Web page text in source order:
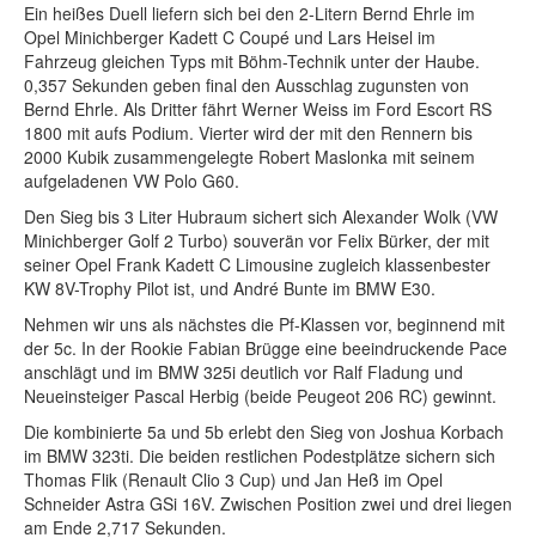
Ein heißes Duell liefern sich bei den 2-Litern Bernd Ehrle im
Opel Minichberger Kadett C Coupé und Lars Heisel im
Fahrzeug gleichen Typs mit Böhm-Technik unter der Haube.
0,357 Sekunden geben final den Ausschlag zugunsten von
Bernd Ehrle. Als Dritter fährt Werner Weiss im Ford Escort RS
1800 mit aufs Podium. Vierter wird der mit den Rennern bis
2000 Kubik zusammengelegte Robert Maslonka mit seinem
aufgeladenen VW Polo G60.
Den Sieg bis 3 Liter Hubraum sichert sich Alexander Wolk (VW
Minichberger Golf 2 Turbo) souverän vor Felix Bürker, der mit
seiner Opel Frank Kadett C Limousine zugleich klassenbester
KW 8V-Trophy Pilot ist, und André Bunte im BMW E30.
Nehmen wir uns als nächstes die Pf-Klassen vor, beginnend mit
der 5c. In der Rookie Fabian Brügge eine beeindruckende Pace
anschlägt und im BMW 325i deutlich vor Ralf Fladung und
Neueinsteiger Pascal Herbig (beide Peugeot 206 RC) gewinnt.
Die kombinierte 5a und 5b erlebt den Sieg von Joshua Korbach
im BMW 323ti. Die beiden restlichen Podestplätze sichern sich
Thomas Flik (Renault Clio 3 Cup) und Jan Heß im Opel
Schneider Astra GSi 16V. Zwischen Position zwei und drei liegen
am Ende 2,717 Sekunden.